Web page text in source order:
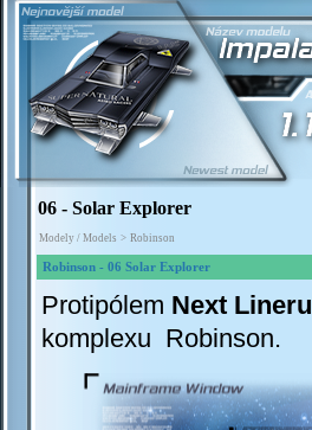
06 - Solar Explorer
Modely / Models > Robinson
Robinson - 06 Solar Explorer
Protipólem Next Lineru
komplexu Robinson.